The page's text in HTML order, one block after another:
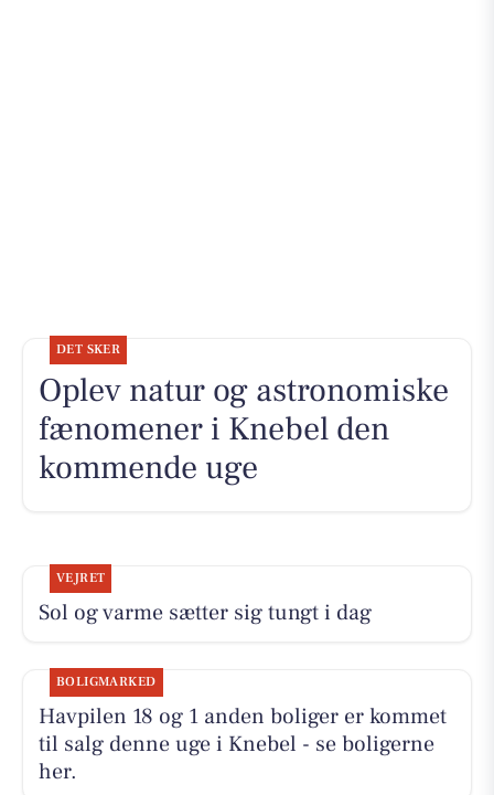
DET SKER
Oplev natur og astronomiske
fænomener i Knebel den
kommende uge
VEJRET
Sol og varme sætter sig tungt i dag
BOLIGMARKED
Havpilen 18 og 1 anden boliger er kommet
til salg denne uge i Knebel - se boligerne
her.